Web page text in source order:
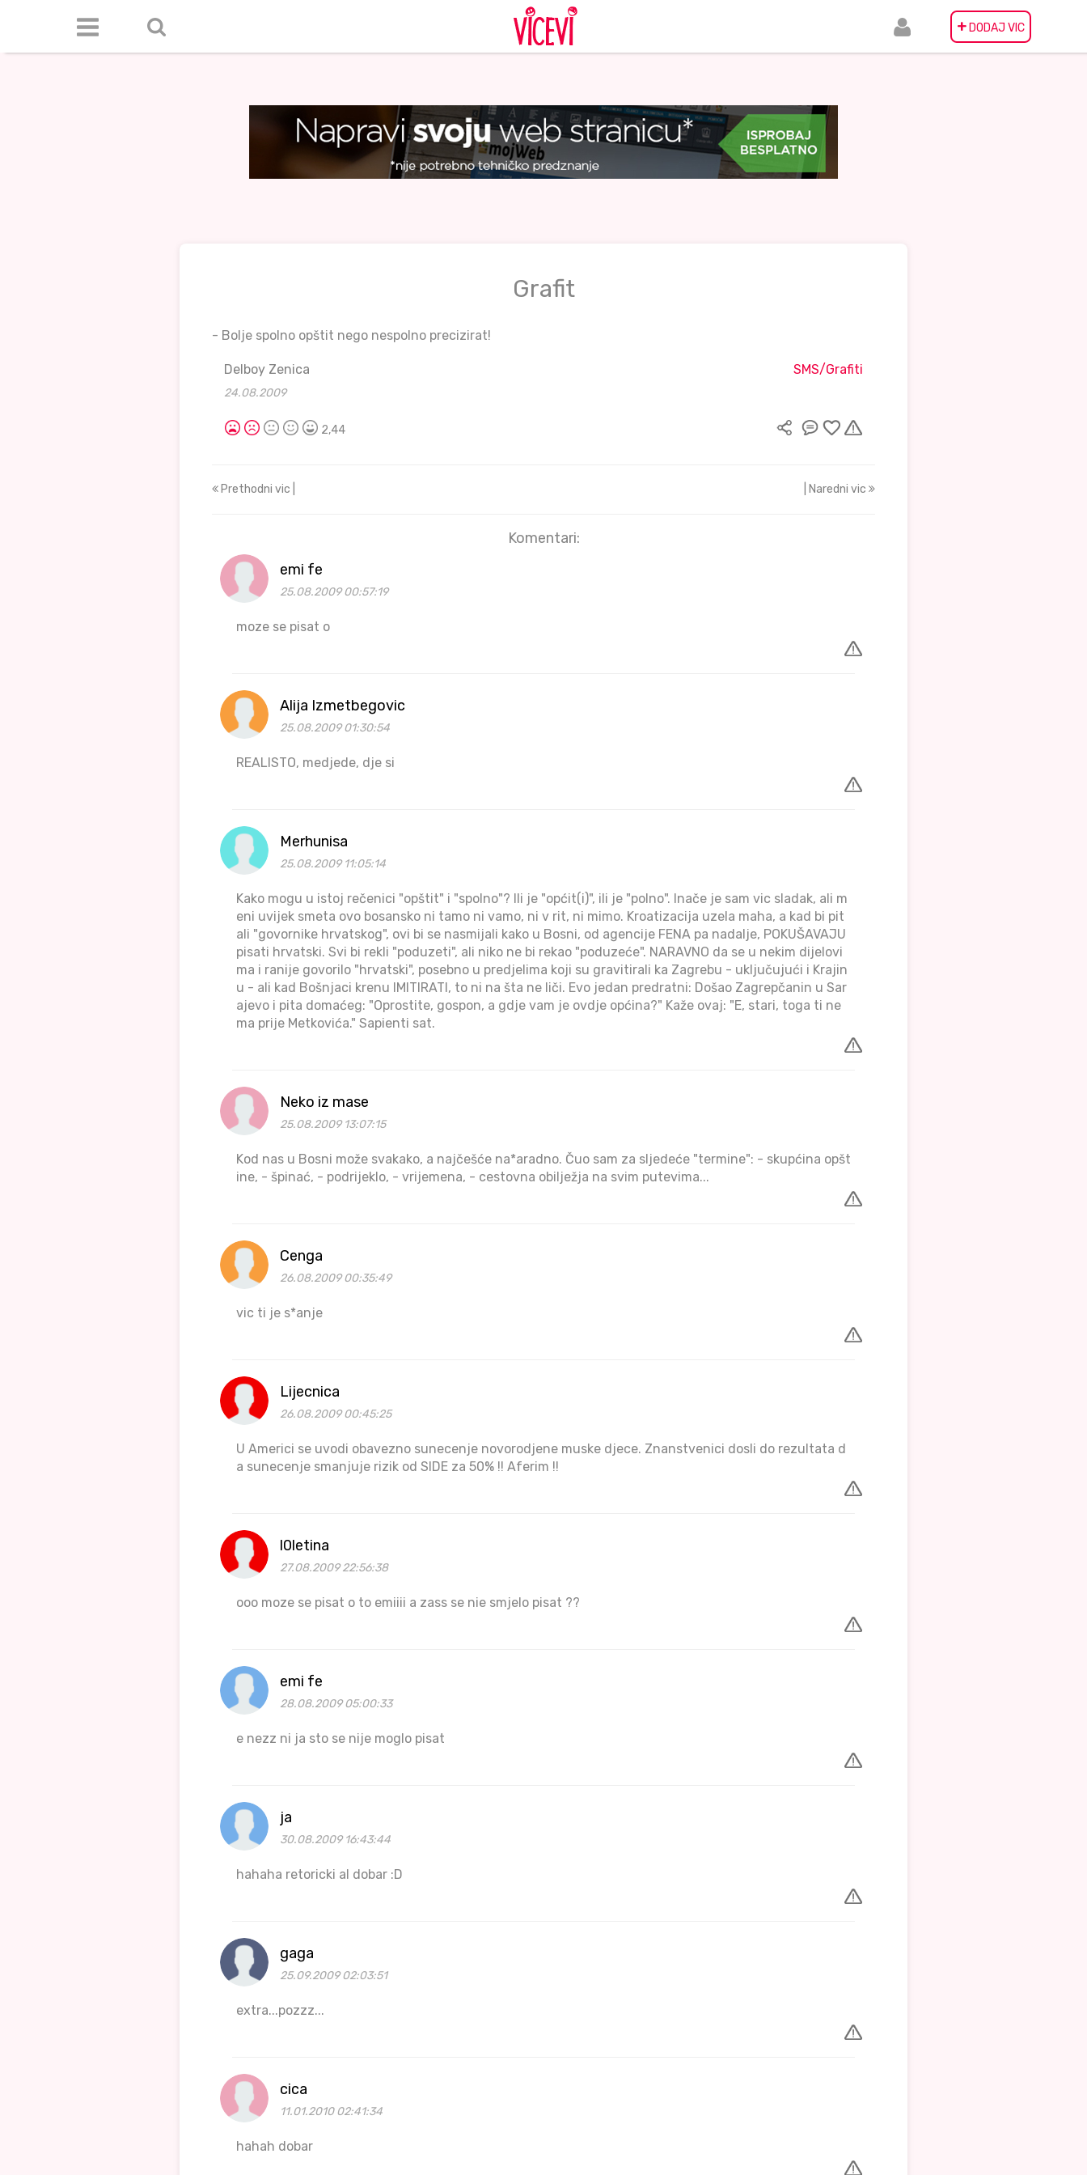
+ DODAJ VIC
Grafit
- Bolje spolno opštit nego nespolno precizirat!
Delboy Zenica
24.08.2009
SMS/Grafiti
2,44
Prethodni vic | | Naredni vic
Komentari:
emi fe
25.08.2009 00:57:19
moze se pisat o
Alija Izmetbegovic
25.08.2009 01:30:54
REALISTO, medjede, dje si
Merhunisa
25.08.2009 11:05:14
Kako mogu u istoj rečenici "opštit" i "spolno"? Ili je "općit(i)", ili je "polno". Inače je sam vic sladak, ali m
eni uvijek smeta ovo bosansko ni tamo ni vamo, ni v rit, ni mimo. Kroatizacija uzela maha, a kad bi pit
ali "govornike hrvatskog", ovi bi se nasmijali kako u Bosni, od agencije FENA pa nadalje, POKUŠAVAJU
pisati hrvatski. Svi bi rekli "poduzeti", ali niko ne bi rekao "poduzeće". NARAVNO da se u nekim dijelovi
ma i ranije govorilo "hrvatski", posebno u predjelima koji su gravitirali ka Zagrebu - uključujući i Krajin
u - ali kad Bošnjaci krenu IMITIRATI, to ni na šta ne liči. Evo jedan predratni: Došao Zagrepčanin u Sar
ajevo i pita domaćeg: "Oprostite, gospon, a gdje vam je ovdje općina?" Kaže ovaj: "E, stari, toga ti ne
ma prije Metkovića." Sapienti sat.
Neko iz mase
25.08.2009 13:07:15
Kod nas u Bosni može svakako, a najčešće na*aradno. Čuo sam za sljedeće "termine": - skupćina opšt
ine, - špinać, - podrijeklo, - vrijemena, - cestovna obilježja na svim putevima...
Cenga
26.08.2009 00:35:49
vic ti je s*anje
Lijecnica
26.08.2009 00:45:25
U Americi se uvodi obavezno sunecenje novorodjene muske djece. Znanstvenici dosli do rezultata d
a sunecenje smanjuje rizik od SIDE za 50% !! Aferim !!
l0letina
27.08.2009 22:56:38
ooo moze se pisat o to emiiii a zass se nie smjelo pisat ??
emi fe
28.08.2009 05:00:33
e nezz ni ja sto se nije moglo pisat
ja
30.08.2009 16:43:44
hahaha retoricki al dobar :D
gaga
25.09.2009 02:03:51
extra...pozzz...
cica
11.01.2010 02:41:34
hahah dobar